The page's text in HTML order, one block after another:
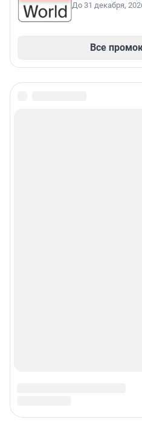
До 31 декабря,
Все